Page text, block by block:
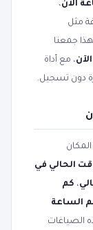
الآن،
مثل
جمعنا
، مع أداة
دون تسجيل.
الحالي في
، كم
الساعة
الصياغات